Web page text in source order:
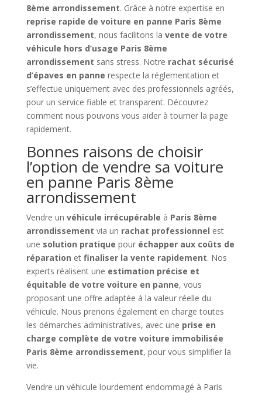
8ème arrondissement. Grâce à notre expertise en
reprise rapide de voiture en panne Paris 8ème
arrondissement, nous facilitons la vente de votre
véhicule hors d’usage Paris 8ème
arrondissement sans stress. Notre rachat sécurisé
d’épaves en panne respecte la réglementation et
s’effectue uniquement avec des professionnels agréés,
pour un service fiable et transparent. Découvrez
comment nous pouvons vous aider à tourner la page
rapidement.
Bonnes raisons de choisir
l’option de vendre sa voiture
en panne Paris 8ème
arrondissement
Vendre un véhicule irrécupérable à Paris 8ème
arrondissement via un rachat professionnel est
une solution pratique pour échapper aux coûts de
réparation et finaliser la vente rapidement. Nos
experts réalisent une estimation précise et
équitable de votre voiture en panne, vous
proposant une offre adaptée à la valeur réelle du
véhicule. Nous prenons également en charge toutes
les démarches administratives, avec une prise en
charge complète de votre voiture immobilisée
Paris 8ème arrondissement, pour vous simplifier la
vie.
Vendre un véhicule lourdement endommagé à Paris